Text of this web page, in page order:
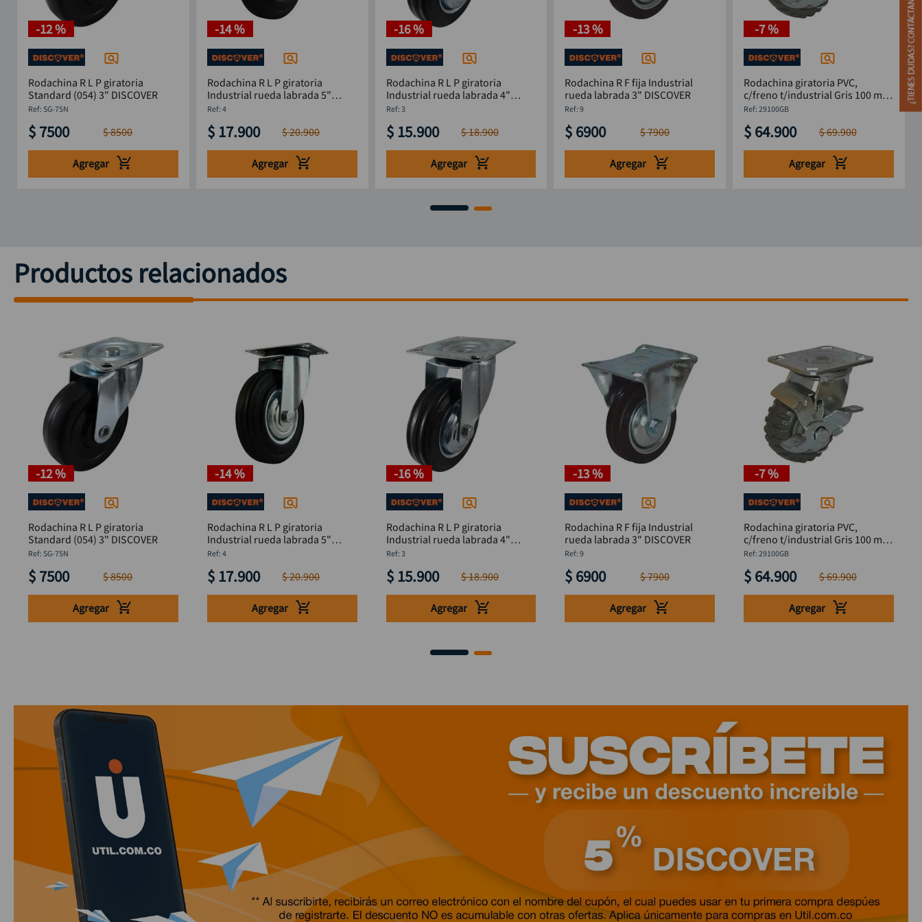
-12 %
Rodachina R L P giratoria
Standard (054) 3" DISCOVER
: SG-75N
$ 7500 $8500
Agregar
-14 %
Rodachina R L P giratoria
Industrial rueda labrada 5"
DISCOVER
: 4
$ 17.900 $20.900
Agregar
-16 %
Rodachina R L P giratoria
Industrial rueda labrada 4"
DISCOVER
: 3
$ 15.900 $18.900
Agregar
-13 %
Rodachina R F fija Industrial
rueda labrada 3" DISCOVER
:9
$ 6900 $7900
Agregar
-7 %
Rodachina giratoria PVC,
c/freno t/industrial Gris 100 mm
4" DISCOVER
:29100GB
$ 64.900 $69.900
Agregar
Productos relacionados
-12 %
Rodachina R L P giratoria
Standard (054) 3" DISCOVER
: SG-75N
$ 7500 $8500
Agregar
-14 %
Rodachina R L P giratoria
Industrial rueda labrada 5"
DISCOVER
: 4
$ 17.900 $20.900
Agregar
-16 %
Rodachina R L P giratoria
Industrial rueda labrada 4"
DISCOVER
: 3
$ 15.900 $18.900
Agregar
-13 %
Rodachina R F fija Industrial
rueda labrada 3" DISCOVER
:9
$ 6900 $7900
Agregar
-7 %
Rodachina giratoria PVC,
c/freno t/industrial Gris 100 mm
4" DISCOVER
:29100GB
$ 64.900 $69.900
Agregar